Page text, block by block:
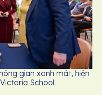
gian xanh mát, hiện
School.